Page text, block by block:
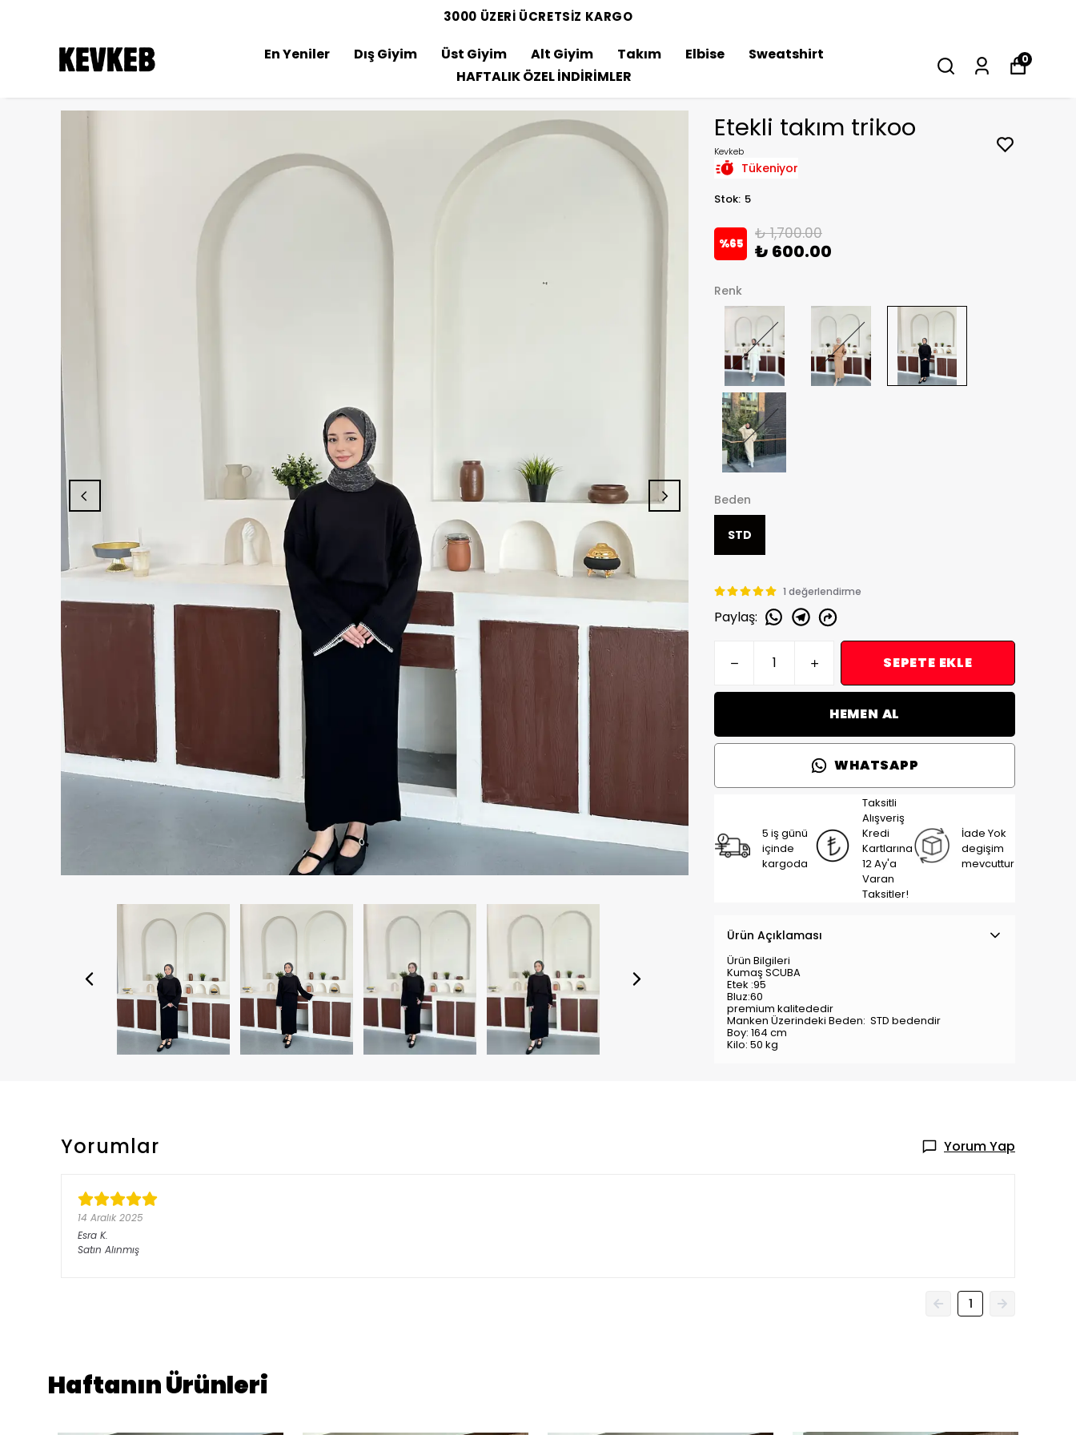
3000 ÜZERİ ÜCRETSİZ KARGO
En Yeniler Dış Giyim Üst Giyim Alt Giyim Takım Elbise
Sweatshirt
HAFTALIK ÖZEL İNDİRİMLER
0
Etekli takım trikoo
Kevkeb
Tükeniyor
Stok: 5
%65
₺ 1,700.00
₺ 600.00
Renk
Beden
STD
1 değerlendirme
Paylaş:
SEPETE EKLE
HEMEN AL
WHATSAPP
5 iş günü
içinde
kargoda
Taksitli
Alışveriş
Kredi
Kartlarına
12 Ay'a
Varan
Taksitler!
İade Yok
degişim
mevcuttur
Ürün Açıklaması
Ürün Bilgileri
Kumaş SCUBA
Etek :95
Bluz:60
premium kalitededir
Manken Üzerindeki Beden: STD bedendir
Boy: 164 cm
Kilo: 50 kg
Yorumlar Yorum Yap
14 Aralık 2025
Esra K.
Satın Alınmış
1
Haftanın Ürünleri